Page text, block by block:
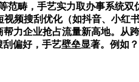
范畴，手艺实力取办事系
频搜刮优化（如抖音、小红
力企业抢占流量新高地。从
偏好，手艺壁垒显著。例如？